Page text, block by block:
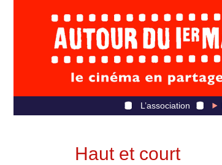
L’association
Haut et court